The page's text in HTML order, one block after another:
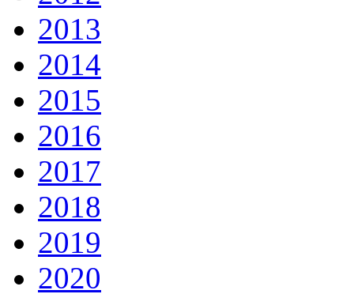
2013
2014
2015
2016
2017
2018
2019
2020